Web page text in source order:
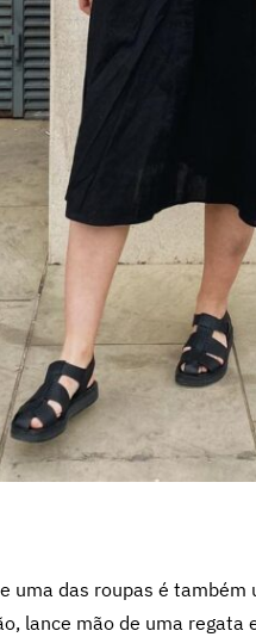
uma das roupas é
lance mão de uma regata